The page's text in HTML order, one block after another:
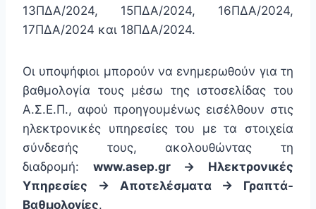
13ΠΔΑ/2024, 15ΠΔΑ/2024, 16ΠΔΑ/2024,
17ΠΔΑ/2024 και 18ΠΔΑ/2024.
Οι υποψήφιοι μπορούν να ενημερωθούν για τη
βαθμολογία τους μέσω της ιστοσελίδας του
Α.Σ.Ε.Π., αφού προηγουμένως εισέλθουν στις
ηλεκτρονικές υπηρεσίες του με τα στοιχεία
σύνδεσής τους, ακολουθώντας τη
διαδρομή: www.asep.gr -> Ηλεκτρονικές
Υπηρεσίες -> Αποτελέσματα -> Γραπτά-
Βαθμολογίες.